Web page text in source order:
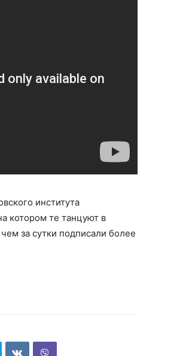
института
котором те танцуют в
за сутки подписали более